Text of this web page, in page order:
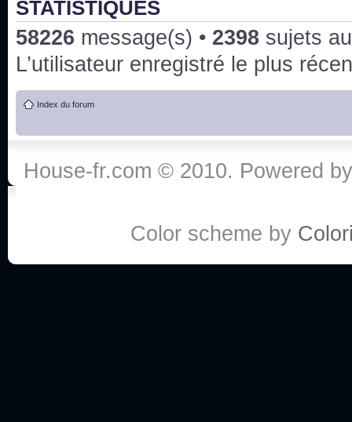
3x24 Human Error mais je suis pas sur
Bonjour j'aimerais que l'on m'aide à trouver un
qu'une personne fait un arrêt cardiaque mais
:he:
Salut tout le monde ! Je me fais un petit après
STATISTIQUES
58226 message(s) • 2398 sujets
L’utilisateur enregistré le plus
Index du forum
House-fr.com © 2010. Powered
Color scheme by